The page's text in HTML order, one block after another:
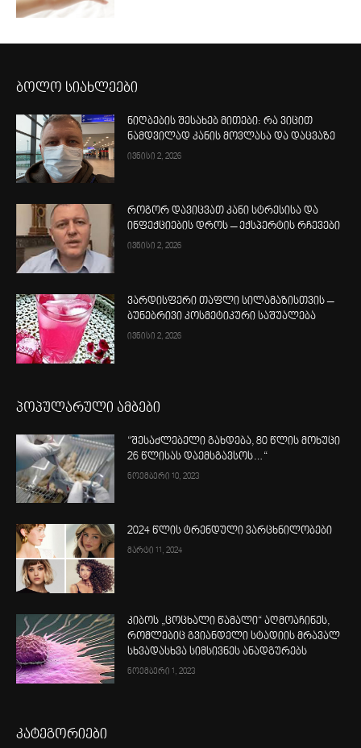
ბოლო სიახლეები
ნიღბების შესახებ მითები: რა ვიცით
ნამდვილად კანის მოვლასა და დაცვაზე
ივნისი 2, 2026
როგორ დავიცვათ კანი სტრესისა და
ინფექციების დროს – ექსპერტის რჩევები
ივნისი 2, 2026
ვარდისფერი თაფლი სილამაზისთვის –
ბუნებრივი კოსმეტიკური საშუალება
ივნისი 2, 2026
პოპულარული ამბები
“შესაძლებელი გახდება, 80 წლის მოხუცი
26 წლისას დაემსგავსოს…“
ნოემბერი 10, 2023
2024 წლის ტრენდული ვარცხნილობები
მარტი 11, 2024
კიბოს „ცოცხალი წამალი“ აღმოაჩინეს,
რომლებიც გვიანდელი სტადიის მრავალ
სხვადასხვა სიმსივნეს ანადგურებს
ნოემბერი 1, 2023
კატეგორიები